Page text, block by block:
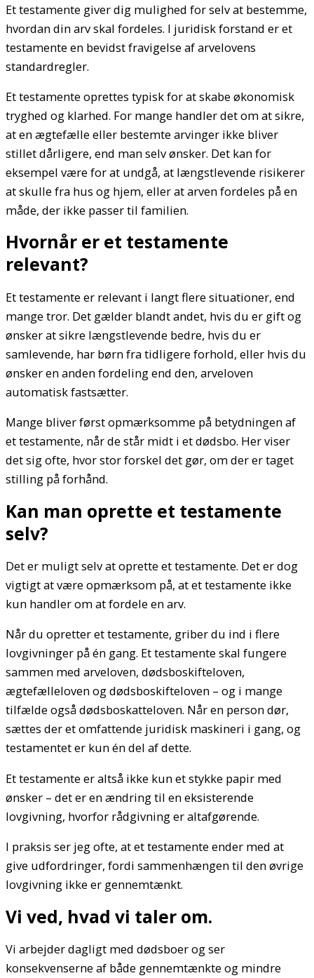
Et testamente giver dig mulighed for selv at bestemme,
hvordan din arv skal fordeles. I juridisk forstand er et
testamente en bevidst fravigelse af arvelovens
standardregler.
Et testamente oprettes typisk for at skabe økonomisk
tryghed og klarhed. For mange handler det om at sikre,
at en ægtefælle eller bestemte arvinger ikke bliver
stillet dårligere, end man selv ønsker. Det kan for
eksempel være for at undgå, at længstlevende risikerer
at skulle fra hus og hjem, eller at arven fordeles på en
måde, der ikke passer til familien.
Hvornår er et testamente
relevant?
Et testamente er relevant i langt flere situationer, end
mange tror. Det gælder blandt andet, hvis du er gift og
ønsker at sikre længstlevende bedre, hvis du er
samlevende, har børn fra tidligere forhold, eller hvis du
ønsker en anden fordeling end den, arveloven
automatisk fastsætter.
Mange bliver først opmærksomme på betydningen af
et testamente, når de står midt i et dødsbo. Her viser
det sig ofte, hvor stor forskel det gør, om der er taget
stilling på forhånd.
Kan man oprette et testamente
selv?
Det er muligt selv at oprette et testamente. Det er dog
vigtigt at være opmærksom på, at et testamente ikke
kun handler om at fordele en arv.
Når du opretter et testamente, griber du ind i flere
lovgivninger på én gang. Et testamente skal fungere
sammen med arveloven, dødsboskifteloven,
ægtefælleloven og dødsboskifteloven – og i mange
tilfælde også dødsboskatteloven. Når en person dør,
sættes der et omfattende juridisk maskineri i gang, og
testamentet er kun én del af dette.
Et testamente er altså ikke kun et stykke papir med
ønsker – det er en ændring til en eksisterende
lovgivning, hvorfor rådgivning er altafgørende.
I praksis ser jeg ofte, at et testamente ender med at
give udfordringer, fordi sammenhængen til den øvrige
lovgivning ikke er gennemtænkt.
Vi ved, hvad vi taler om.
Vi arbejder dagligt med dødsboer og ser
konsekvenserne af både gennemtænkte og mindre